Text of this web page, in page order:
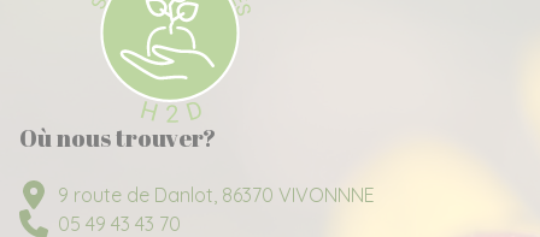
Où nous trouver?
9 route de Danlot, 86370 VIVONNNE
05 49 43 43 70